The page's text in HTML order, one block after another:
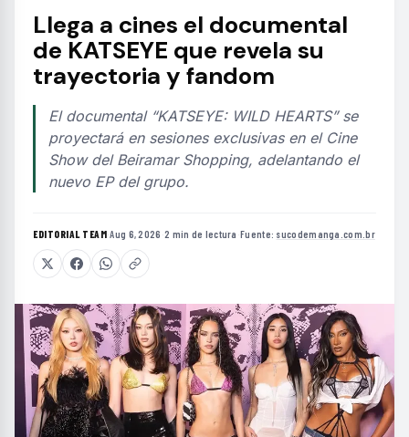
Llega a cines el documental
de KATSEYE que revela su
trayectoria y fandom
El documental “KATSEYE: WILD HEARTS” se
proyectará en sesiones exclusivas en el Cine
Show del Beiramar Shopping, adelantando el
nuevo EP del grupo.
EDITORIAL TEAM·Aug 6, 2026 ·2 min de lectura ·Fuente: sucodemanga.com.br